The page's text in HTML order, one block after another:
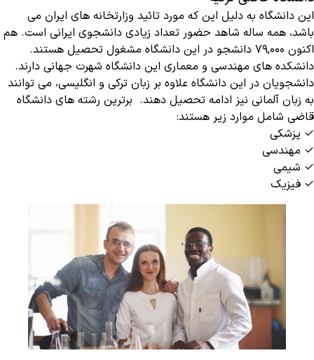
این دانشگاه به دلیل این که مورد تائید وزارتخانه های ایران می
باشد، همه ساله شاهد حضور تعداد زیادی دانشجوی ایرانی است. هم
اکنون ۷۹,۰۰۰ دانشجو در این دانشگاه مشغول تحصیل هستند.
دانشکده های مهندسی و معماری این دانشگاه شهرت جهانی دارند.
دانشجویان در این دانشگاه علاوه بر زبان ترکی و انگلیسی، می توانند
به زبان آلمانی نیز ادامه تحصیل دهند. برترین رشته های دانشگاه
قاضی شامل موارد زیر هستند:
✓ پزشکی
✓ مهندسی
✓ شیمی
✓ فیزیک